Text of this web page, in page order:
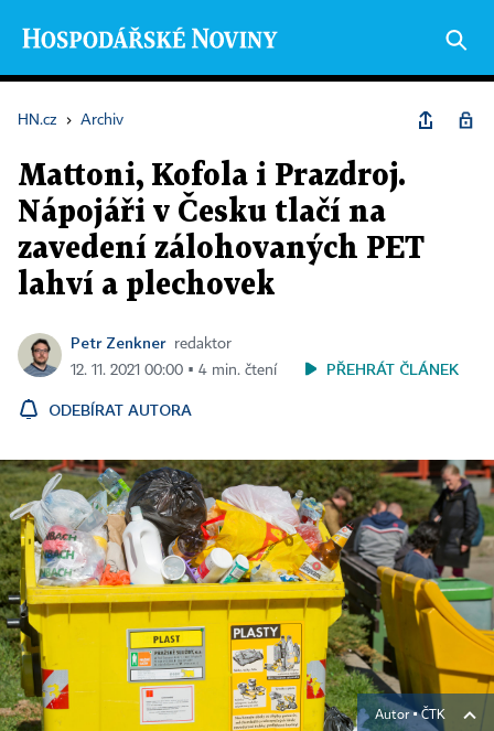
HN.cz › Archiv
Mattoni, Kofola i Prazdroj.
Nápojáři v Česku tlačí na
zavedení zálohovaných PET
lahví a plechovek
Petr Zenkner
redaktor
12. 11. 2021 00:00 ▪ 4 min. čtení
PŘEHRÁT ČLÁNEK
ODEBÍRAT AUTORA
Autor ▪ČTK